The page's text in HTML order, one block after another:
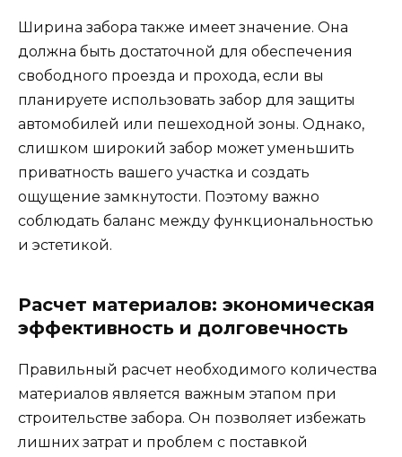
Ширина забора также имеет значение. Она
должна быть достаточной для обеспечения
свободного проезда и прохода, если вы
планируете использовать забор для защиты
автомобилей или пешеходной зоны. Однако,
слишком широкий забор может уменьшить
приватность вашего участка и создать
ощущение замкнутости. Поэтому важно
соблюдать баланс между функциональностью
и эстетикой.
Расчет материалов: экономическая
эффективность и долговечность
Правильный расчет необходимого количества
материалов является важным этапом при
строительстве забора. Он позволяет избежать
лишних затрат и проблем с поставкой